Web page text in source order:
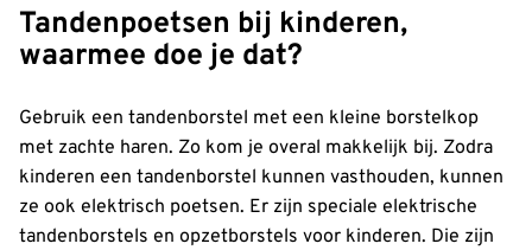
Tandenpoetsen bij kinderen,
waarmee doe je dat?
Gebruik een tandenborstel met een kleine borstelkop
met zachte haren. Zo kom je overal makkelijk bij. Zodra
kinderen een tandenborstel kunnen vasthouden, kunnen
ze ook elektrisch poetsen. Er zijn speciale elektrische
tandenborstels en opzetborstels voor kinderen. Die zijn